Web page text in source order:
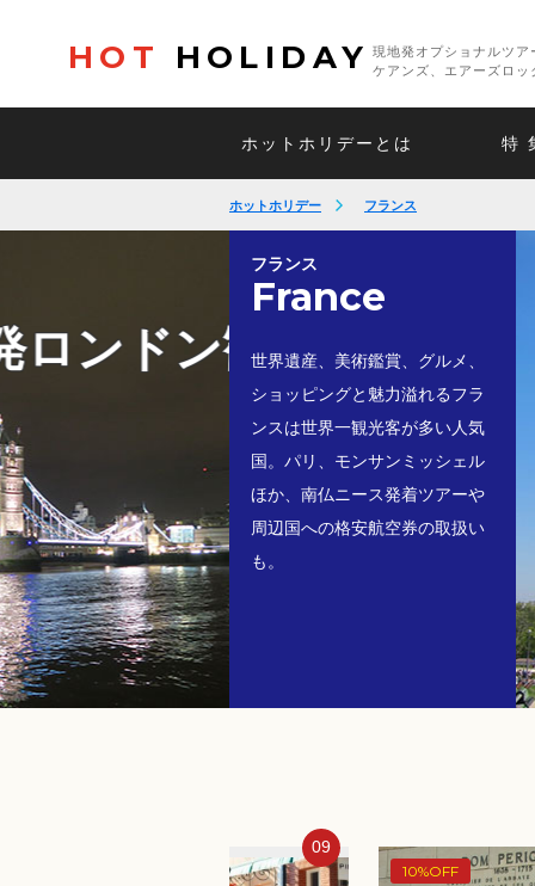
HOT HOLIDAY
現地発オプショナルツア
ケアンズ、エアーズロッ
ホットホリデーとは 特
ホットホリデー フランス
パリ市内を楽しむ
フランス
France
世界遺産、美術鑑賞、グルメ、
ショッピングと魅力溢れるフラ
ンスは世界一観光客が多い人気
国。パリ、モンサンミッシェル
ほか、南仏ニース発着ツアーや
周辺国への格安航空券の取扱い
も。
10
3%OFF